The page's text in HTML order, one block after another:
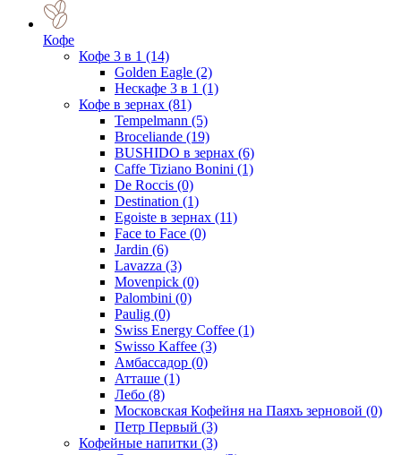
Кофе
Кофе 3 в 1 (14)
Golden Eagle (2)
Нескафе 3 в 1 (1)
Кофе в зернах (81)
Tempelmann (5)
Broceliande (19)
BUSHIDO в зернах (6)
Caffe Tiziano Bonini (1)
De Roccis (0)
Destination (1)
Egoiste в зернах (11)
Face to Face (0)
Jardin (6)
Lavazza (3)
Movenpick (0)
Palombini (0)
Paulig (0)
Swiss Energy Coffee (1)
Swisso Kaffee (3)
Амбассадор (0)
Атташе (1)
Лебо (8)
Московская Кофейня на Паяхъ зерновой (0)
Петр Первый (3)
Кофейные напитки (3)